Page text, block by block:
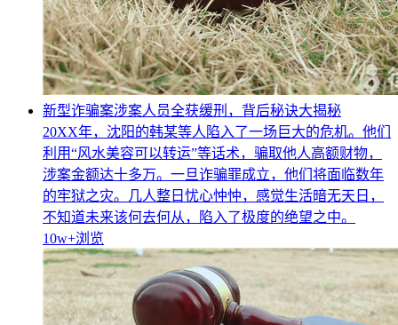
新型诈骗案涉案人员全获缓刑，背后秘诀大揭秘
20XX年，沈阳的韩某等人陷入了一场巨大的危机。他们
利用“风水美容可以转运”等话术，骗取他人高额财物，
涉案金额达十多万。一旦诈骗罪成立，他们将面临数年
的牢狱之灾。几人整日忧心忡忡，感觉生活暗无天日，
不知道未来该何去何从，陷入了极度的绝望之中。
10w+浏览